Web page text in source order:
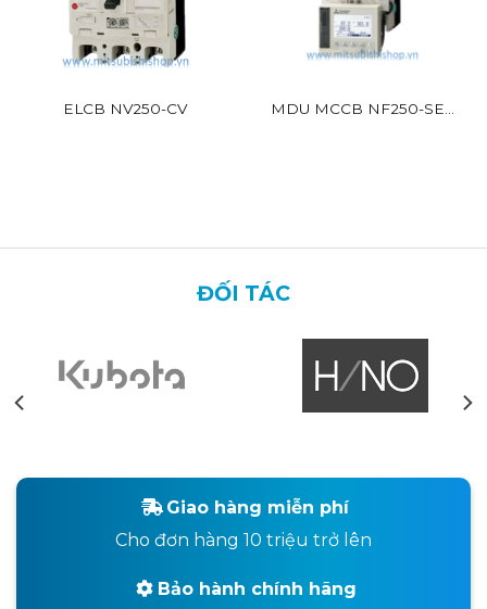
ELCB NV250-CV
MDU MCCB NF250-SEV
ĐỐI TÁC
Giao hàng miễn phí
Cho đơn hàng 10 triệu trở lên
Bảo hành chính hãng